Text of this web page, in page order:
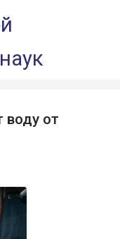
воду от